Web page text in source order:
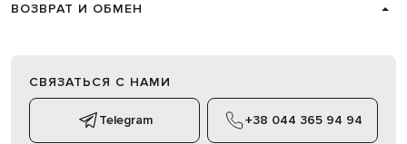
ВОЗВРАТ И ОБМЕН
СВЯЗАТЬСЯ С НАМИ
Telegram +38 044 365 94 94